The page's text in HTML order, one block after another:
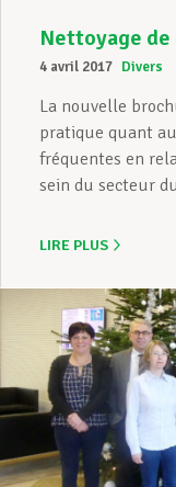
Nettoyage de
4 avril 2017 Divers
La nouvelle
pratique quant
fréquentes en
sein du secteur
LIRE PLUS